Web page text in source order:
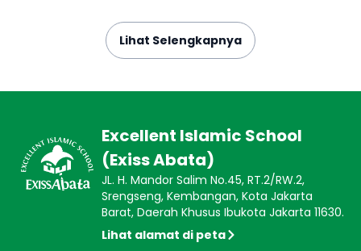
Lihat Selengkapnya
Excellent Islamic School
(Exiss Abata)
JL. H. Mandor Salim No.45, RT.2/RW.2,
Srengseng, Kembangan, Kota Jakarta
Barat, Daerah Khusus Ibukota Jakarta 11630.
Lihat alamat di peta